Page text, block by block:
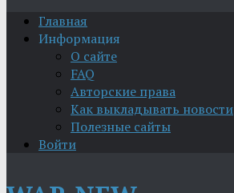
Главная
Информация
О сайте
FAQ
Авторские права
Как выкладывать новости
Полезные сайты
Войти